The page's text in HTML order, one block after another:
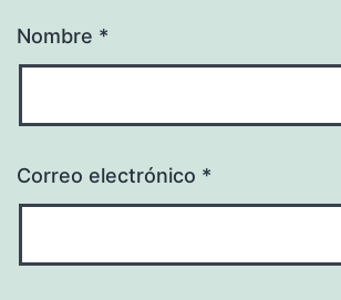
Nombre *
Correo electrónico *